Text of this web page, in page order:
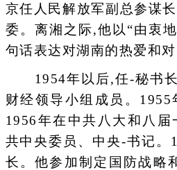
京任人民解放军副总参谋
委。离湘之际,他以“由衷
句话表达对湖南的热爱和对
1954年以后,任-秘书长
财经领导小组成员。1955
1956年在中共八大和八届
共中央委员、中央-书记。
长。他参加制定国防战略